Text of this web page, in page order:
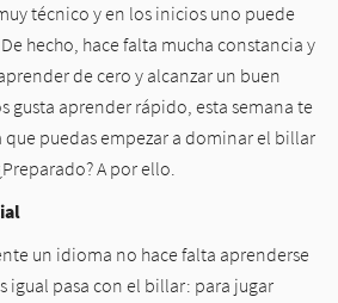
técnico y en los inicios uno puede
hecho, hace falta mucha constancia y
de cero y alcanzar un buen
gusta aprender rápido, esta semana te
que puedas empezar a dominar el billar
A por ello.
un idioma no hace falta aprenderse
igual pasa con el billar: para jugar